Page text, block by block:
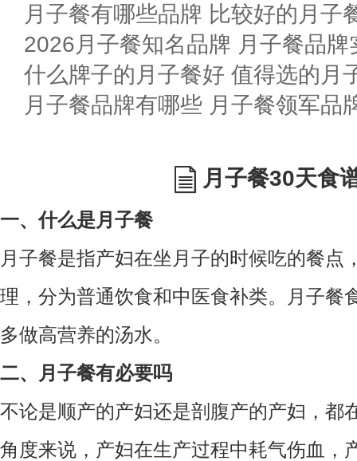
月子餐有哪些品牌 比较好的月子
2026月子餐知名品牌 月子餐品牌
什么牌子的月子餐好 值得选的月
月子餐品牌有哪些 月子餐领军品
月子餐30天食
一、什么是月子餐
月子餐是指产妇在坐月子的时候吃的餐点
理，分为普通饮食和中医食补类。月子餐
多做高营养的汤水。
二、月子餐有必要吗
不论是顺产的产妇还是剖腹产的产妇，都
角度来说，产妇在生产过程中耗气伤血，